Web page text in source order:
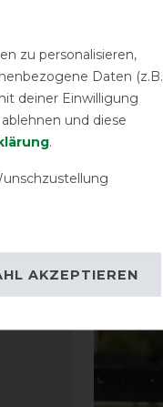
zu personalisieren,
Daten (z.B.
deiner Einwilligung
und diese
.
AKZEPTIEREN